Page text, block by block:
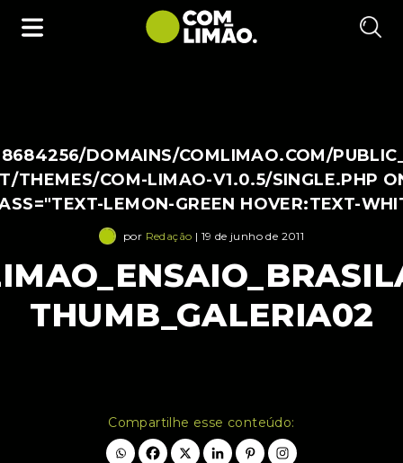
DOMAINS/COMLIMAO.COM/
THEMES/COM-LIMAO-V1.0.5/SINGLE.PHP
LEMON-GREEN HOVER:TEXT-
por Redação | 19 de junho de 2011
THUMB_GALERIA02
Compartilhe esse conteúdo: